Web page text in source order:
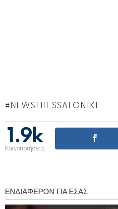
NEWSTHESSALONIKI
1.9k
Κοινοποιήσεις